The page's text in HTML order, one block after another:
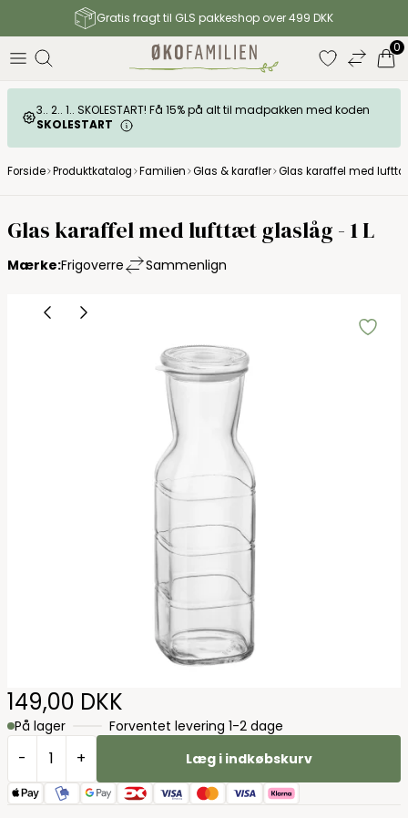
Gratis fragt til GLS pakkeshop over 499 DKK
0
3.. 2.. 1.. SKOLESTART! Få 15% på alt til madpakken med koden
SKOLESTART
Forside Produktkatalog Familien Glas & karafler Glas karaffel med
Glas karaffel med lufttæt glaslåg - 1 L
Mærke:Frigoverre Sammenlign
149,00 DKK
På lager Forventet levering 1-2 dage
- + Læg i indkøbskurv